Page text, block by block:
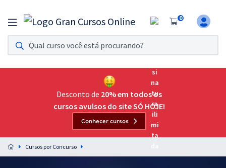
0
Assinatura Ilimitada 11
Acesso a todos os cursos. Teste grátis por 7 dias!
Assinatura OAB Até Passar
Acesso ilimitado a toda preparação para o Exame da
Preparação completa e intensiva para as principais
residências em saúde do Brasil
Desconto de 20% em todos os
cursos avulsos do site SÓ HOJE!
Conhecer cursos
Cursos por Concurso